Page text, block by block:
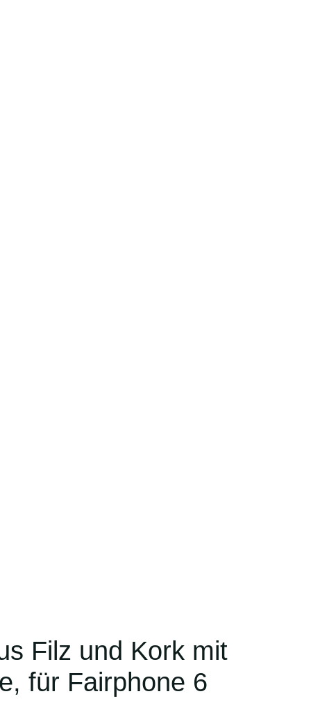
Filz und Kork mit
für Fairphone 6